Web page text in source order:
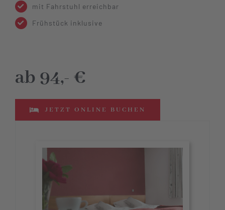
mit Fahrstuhl erreichbar
Frühstück inklusive
ab 94,- €
JETZT ONLINE BUCHEN